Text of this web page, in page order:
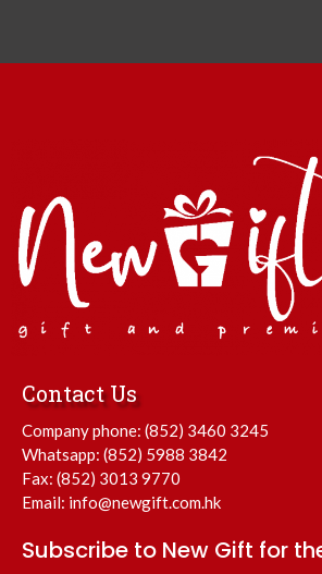
Contact Us
Company phone: (852) 3460 3245
Whatsapp: (852) 5988 3842
Fax: (852) 3013 9770
Email: info@newgift.com.hk
Subscribe to New Gift for